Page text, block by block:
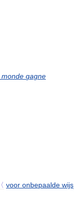
monde gagne
〈 voor onbepaalde wijs